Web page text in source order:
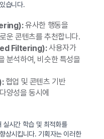
습니다.
유사한 행동을
운 콘텐츠를 추천합니다.
Filtering):사용자가
분석하여, 비슷한 특성을
협업 및 콘텐츠 기반
양성을 동시에
실시간 학습 및 최적화를
상시킵니다. 기획자는 이러한